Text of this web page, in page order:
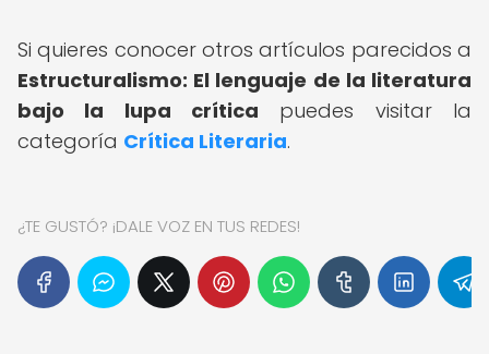
Si quieres conocer otros artículos parecidos a
Estructuralismo: El lenguaje de la literatura
bajo la lupa crítica puedes visitar la
categoría Crítica Literaria.
¿TE GUSTÓ? ¡DALE VOZ EN TUS REDES!